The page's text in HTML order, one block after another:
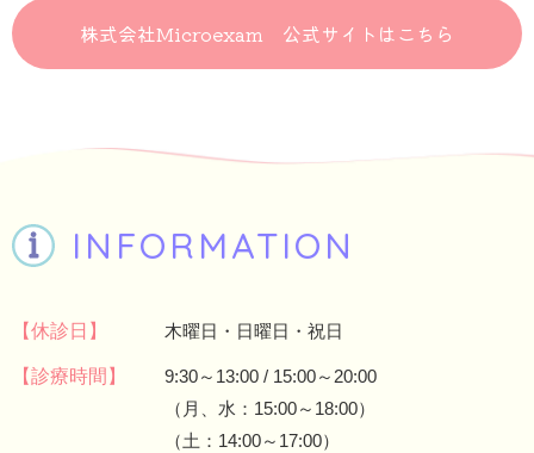
株式会社Microexam 公式サイトはこちら
INFORMATION
【休診日】 木曜日・日曜日・祝日
【診療時間】
9:30～13:00 / 15:00～20:00
（月、水：15:00～18:00）
（土：14:00～17:00）